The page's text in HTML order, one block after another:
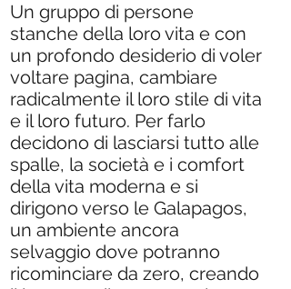
Un gruppo di persone
stanche della loro vita e con
un profondo desiderio di voler
voltare pagina, cambiare
radicalmente il loro stile di vita
e il loro futuro. Per farlo
decidono di lasciarsi tutto alle
spalle, la società e i comfort
della vita moderna e si
dirigono verso le Galapagos,
un ambiente ancora
selvaggio dove potranno
ricominciare da zero, creando